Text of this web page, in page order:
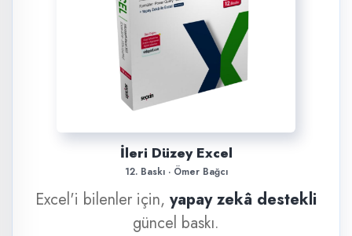
İleri Düzey Excel
12. Baskı · Ömer Bağcı
Excel'i bilenler için, yapay zekâ destekli
güncel baskı.